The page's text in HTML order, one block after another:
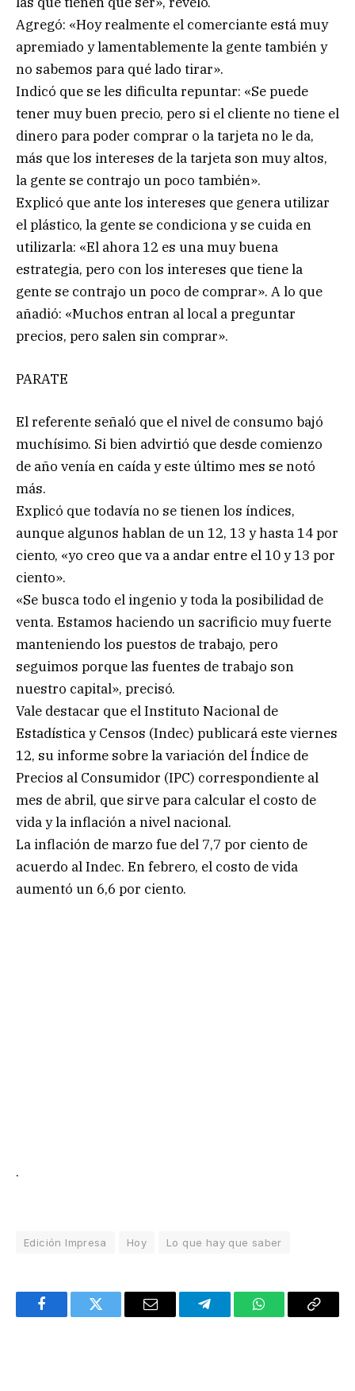
Agregó: «Hoy realmente el comerciante está muy
apremiado y lamentablemente la gente también y
no sabemos para qué lado tirar».
Indicó que se les dificulta repuntar: «Se puede
tener muy buen precio, pero si el cliente no tiene el
dinero para poder comprar o la tarjeta no le da,
más que los intereses de la tarjeta son muy altos,
la gente se contrajo un poco también».
Explicó que ante los intereses que genera utilizar
el plástico, la gente se condiciona y se cuida en
utilizarla: «El ahora 12 es una muy buena
estrategia, pero con los intereses que tiene la
gente se contrajo un poco de comprar». A lo que
añadió: «Muchos entran al local a preguntar
precios, pero salen sin comprar».
PARATE
El referente señaló que el nivel de consumo bajó
muchísimo. Si bien advirtió que desde comienzo
de año venía en caída y este último mes se notó
más.
Explicó que todavía no se tienen los índices,
aunque algunos hablan de un 12, 13 y hasta 14 por
ciento, «yo creo que va a andar entre el 10 y 13 por
ciento».
«Se busca todo el ingenio y toda la posibilidad de
venta. Estamos haciendo un sacrificio muy fuerte
manteniendo los puestos de trabajo, pero
seguimos porque las fuentes de trabajo son
nuestro capital», precisó.
Vale destacar que el Instituto Nacional de
Estadística y Censos (Indec) publicará este viernes
12, su informe sobre la variación del Índice de
Precios al Consumidor (IPC) correspondiente al
mes de abril, que sirve para calcular el costo de
vida y la inflación a nivel nacional.
La inflación de marzo fue del 7,7 por ciento de
acuerdo al Indec. En febrero, el costo de vida
aumentó un 6,6 por ciento.
.
Edición Impresa Hoy Lo que hay que saber
FacebookTwitter Email TelegramWhatsAppCopy